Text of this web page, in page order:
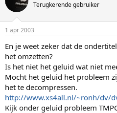
Terugkerende gebruiker
1 apr 2003
En je weet zeker dat de
het omzetten?
Is het niet het geluid wat niet
Mocht het geluid het probleem
het te decompressen.
http://www.xs4all.nl/~ronh/dv/
Kijk onder geluid probleem